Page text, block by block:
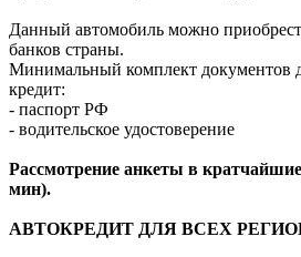
Данный автомобиль можно
банков страны.
Минимальный комплект документов
кредит:
- паспорт РФ
- водительское удостоверение
Рассмотрение анкеты в
мин).
АВТОКРЕДИТ ДЛЯ ВСЕХ